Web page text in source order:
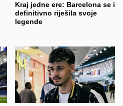
Kraj jedne ere: Barcelona se i
definitivno riješila svoje
legende